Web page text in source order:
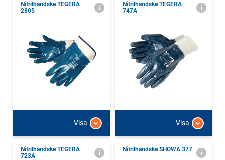
Nitrilhandske TEGERA
2805
Visa
Nitrilhandske TEGERA
747A
Visa
Nitrilhandske TEGERA
723A
Nitrilhandske SHOWA 377